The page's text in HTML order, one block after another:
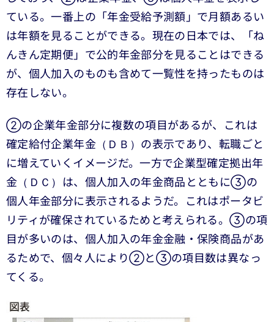
ている。一番上の「年金受給予測額」で月額あるい
は年額を見ることができる。現在の日本では、「ね
んきん定期便」で公的年金部分を見ることはできる
が、個人加入のものも含めて一覧性を持ったものは
存在しない。
②の企業年金部分に複数の項目があるが、これは
確定給付企業年金（ＤＢ）の表示であり、転職ごと
に増えていくイメージだ。一方で企業型確定拠出年
金（ＤＣ）は、個人加入の年金商品とともに③の
個人年金部分に表示されるようだ。これはポータビ
リティが確保されているためと考えられる。③の項
目が多いのは、個人加入の年金金融・保険商品があ
るためで、個々人により②と③の項目数は異なっ
てくる。